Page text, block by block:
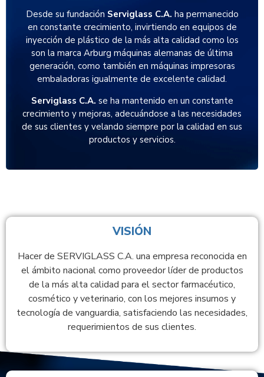
Desde su fundación Serviglass C.A. ha permanecido
en constante crecimiento, invirtiendo en equipos de
inyección de plástico de la más alta calidad como los
son la marca Arburg máquinas alemanas de última
generación, como también en máquinas impresoras
embaladoras igualmente de excelente calidad.
Serviglass C.A. se ha mantenido en un constante
crecimiento y mejoras, adecuándose a las necesidades
de sus clientes y velando siempre por la calidad en sus
productos y servicios.
VISIÓN
Hacer de SERVIGLASS C.A. una empresa reconocida en
el ámbito nacional como proveedor líder de productos
de la más alta calidad para el sector farmacéutico,
cosmético y veterinario, con los mejores insumos y
tecnología de vanguardia, satisfaciendo las necesidades,
requerimientos de sus clientes.